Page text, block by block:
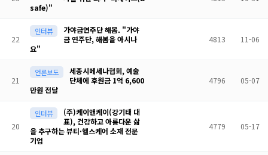
safe)"
22
인터뷰
가야금연주단 해봄. "가야
금 연주단, 해봄을 아시나
요"
4813 11-06
21
언론보도
세종시메세나협회, 예술
단체에 후원금 1억 6,600
만원 전달
4796 05-07
20
인터뷰
(주)케이앤케이(강기태 대
표), 건강하고 아름다운 삶
을 추구하는 뷰티·헬스케어 소재 전문
기업
4779 05-17